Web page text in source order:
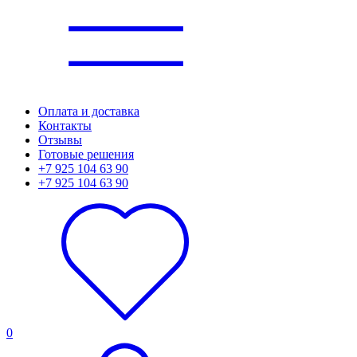
Оплата и доставка
Контакты
Отзывы
Готовые решения
+7 925 104 63 90
+7 925 104 63 90
0